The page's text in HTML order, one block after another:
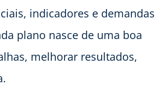
indicadores e demandas
plano nasce de uma boa
melhorar resultados,